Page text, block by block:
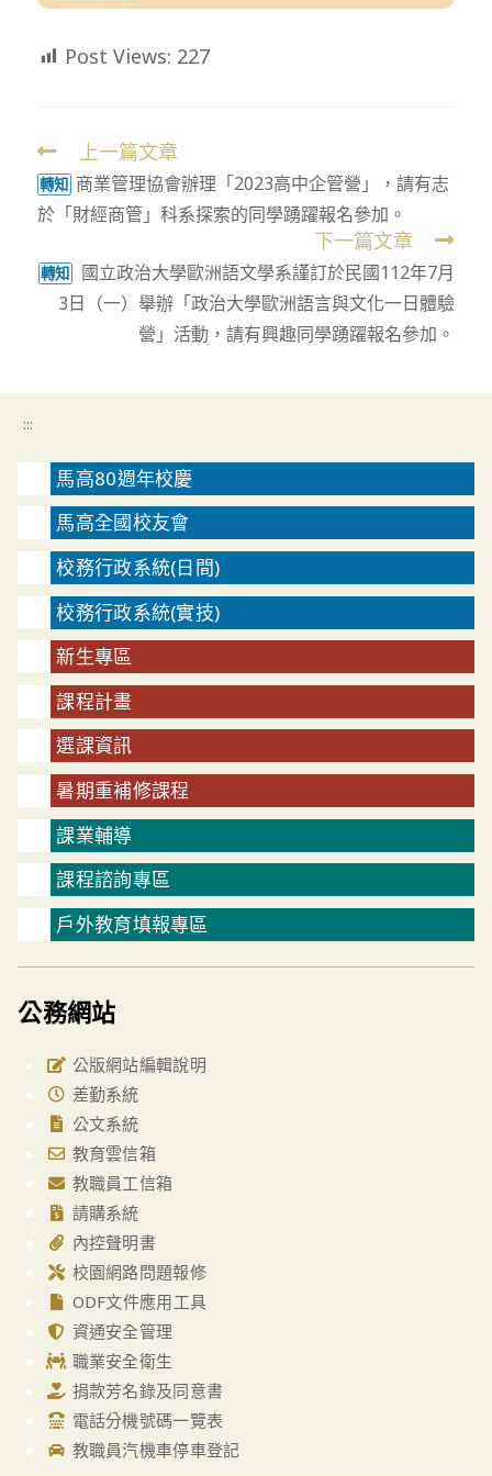
Post Views: 227
Read
more
articles
上一篇文章
轉知 商業管理協會辦理「2023高中企管營」，請有志
於「財經商管」科系探索的同學踴躍報名參加。
下一篇文章
轉知
國立政治大學歐洲語文學系謹訂於民國112年7月
3日（一）舉辦「政治大學歐洲語言與文化一日體驗
營」活動，請有興趣同學踴躍報名參加。
:::
馬高80週年校慶
馬高全國校友會
校務行政系統(日間)
校務行政系統(實技)
新生專區
課程計畫
選課資訊
暑期重補修課程
課業輔導
課程諮詢專區
戶外教育填報專區
公務網站
公版網站編輯說明
差勤系統
公文系統
教育雲信箱
教職員工信箱
請購系統
內控聲明書
校園網路問題報修
ODF文件應用工具
資通安全管理
職業安全衛生
捐款芳名錄及同意書
電話分機號碼一覽表
教職員汽機車停車登記